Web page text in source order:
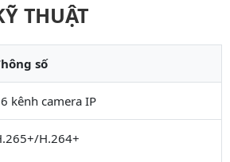
THUẬT
số
kênh camera IP
H.264+